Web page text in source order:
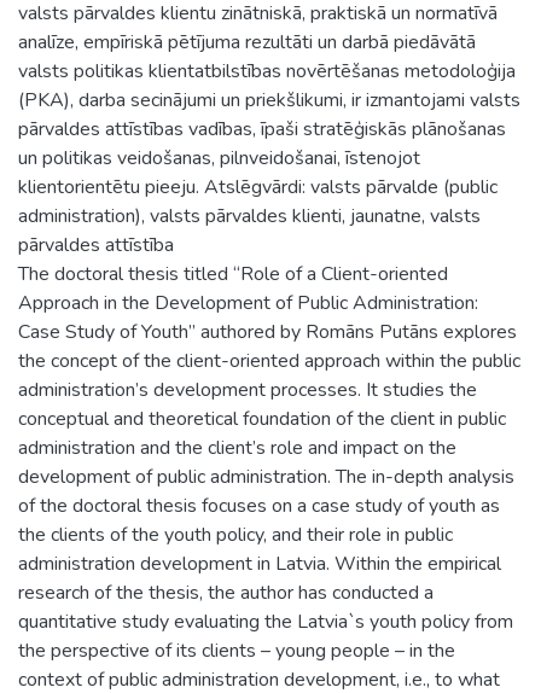
valsts pārvaldes klientu zinātniskā, praktiskā un normatīvā
analīze, empīriskā pētījuma rezultāti un darbā piedāvātā
valsts politikas klientatbilstības novērtēšanas metodoloģija
(PKA), darba secinājumi un priekšlikumi, ir izmantojami valsts
pārvaldes attīstības vadības, īpaši stratēģiskās plānošanas
un politikas veidošanas, pilnveidošanai, īstenojot
klientorientētu pieeju. Atslēgvārdi: valsts pārvalde (public
administration), valsts pārvaldes klienti, jaunatne, valsts
pārvaldes attīstība
The doctoral thesis titled “Role of a Client-oriented
Approach in the Development of Public Administration:
Case Study of Youth” authored by Romāns Putāns explores
the concept of the client-oriented approach within the public
administration’s development processes. It studies the
conceptual and theoretical foundation of the client in public
administration and the client’s role and impact on the
development of public administration. The in-depth analysis
of the doctoral thesis focuses on a case study of youth as
the clients of the youth policy, and their role in public
administration development in Latvia. Within the empirical
research of the thesis, the author has conducted a
quantitative study evaluating the Latvia`s youth policy from
the perspective of its clients – young people – in the
context of public administration development, i.e., to what